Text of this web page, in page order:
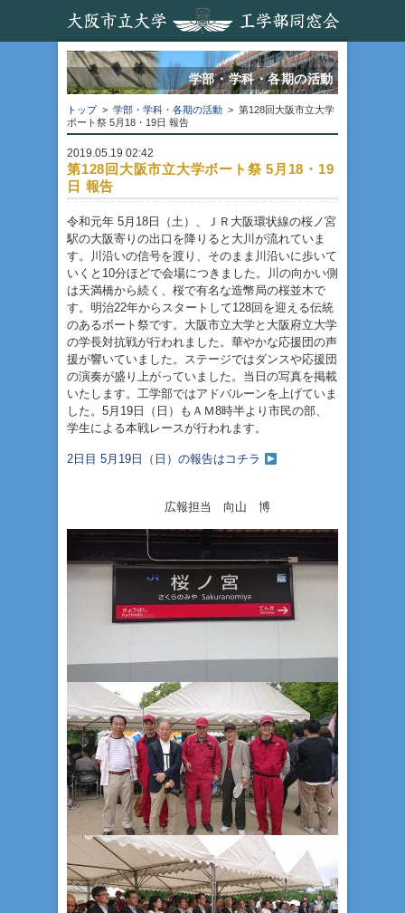
学部・学科・各期の活動
トップ > 学部・学科・各期の活動 > 第128回大阪市立大学
ボート祭 5月18・19日 報告
2019.05.19 02:42
第128回大阪市立大学ボート祭 5月18・19
日 報告
令和元年 5月18日（土）、ＪＲ大阪環状線の桜ノ宮
駅の大阪寄りの出口を降りると大川が流れていま
す。川沿いの信号を渡り、そのまま川沿いに歩いて
いくと10分ほどで会場につきました。川の向かい側
は天満橋から続く、桜で有名な造幣局の桜並木で
す。明治22年からスタートして128回を迎える伝統
のあるボート祭です。大阪市立大学と大阪府立大学
の学長対抗戦が行われました。華やかな応援団の声
援が響いていました。ステージではダンスや応援団
の演奏が盛り上がっていました。当日の写真を掲載
いたします。工学部ではアドバルーンを上げていま
した。5月19日（日）もＡＭ8時半より市民の部、
学生による本戦レースが行われます。
2日目 5月19日（日）の報告はコチラ
広報担当 向山 博